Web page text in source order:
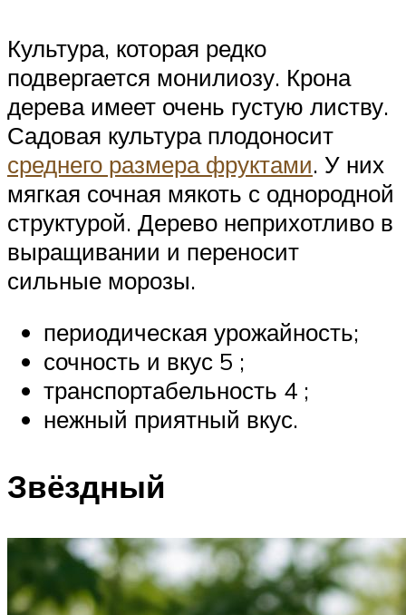
Культура, которая редко
подвергается монилиозу. Крона
дерева имеет очень густую листву.
Садовая культура плодоносит
среднего размера фруктами. У них
мягкая сочная мякоть с однородной
структурой. Дерево неприхотливо в
выращивании и переносит
сильные морозы.
периодическая урожайность;
сочность и вкус 5 ;
транспортабельность 4 ;
нежный приятный вкус.
Звёздный